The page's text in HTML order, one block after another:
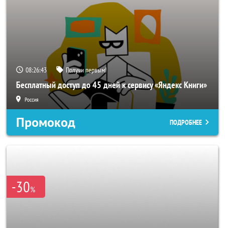
08:26:40 Получи первым!
Бесплатный доступ до 45 дней к сервису «Яндекс Книги»
Россия
Промокод ПОДРОБНЕЕ
-30%